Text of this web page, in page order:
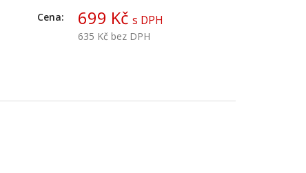
Cena: 699 Kč s DPH
635 Kčbez DPH